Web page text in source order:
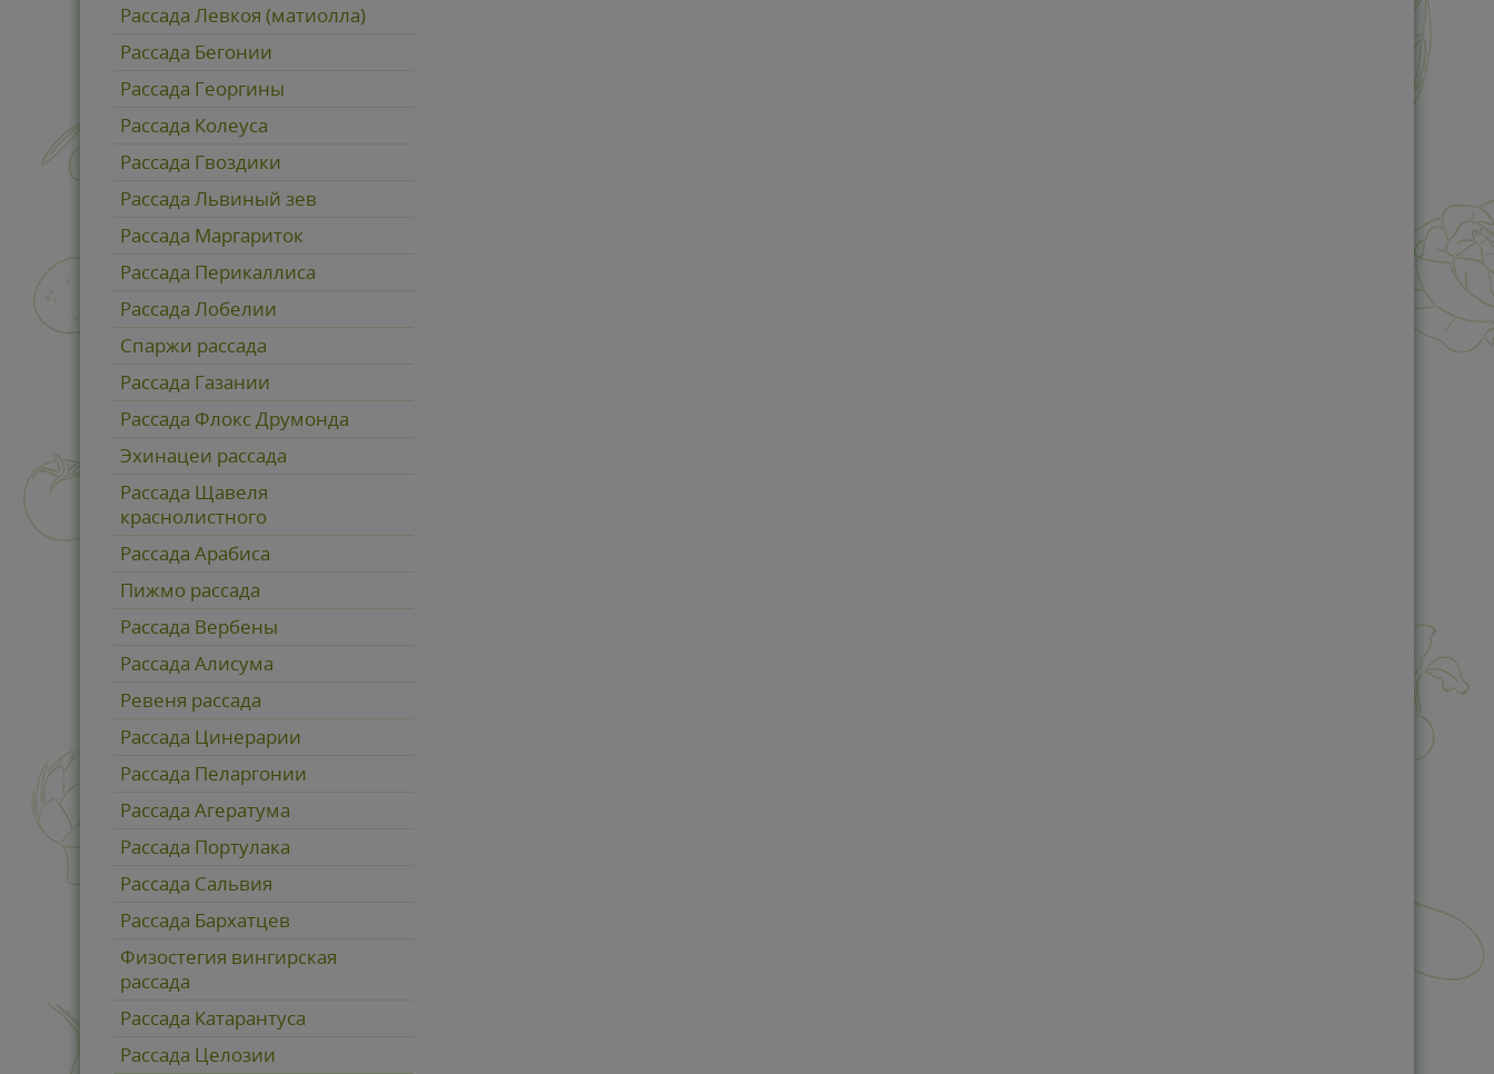
Рассада Левкоя (матиолла)
Рассада Бегонии
Рассада Георгины
Рассада Колеуса
Рассада Гвоздики
Рассада Львиный зев
Рассада Маргариток
Рассада Перикаллиса
Рассада Лобелии
Спаржи рассада
Рассада Газании
Рассада Флокс Друмонда
Эхинацеи рассада
Рассада Щавеля
краснолистного
Рассада Арабиса
Пижмо рассада
Рассада Вербены
Рассада Алисума
Ревеня рассада
Рассада Цинерарии
Рассада Пеларгонии
Рассада Агератума
Рассада Портулака
Рассада Сальвия
Рассада Бархатцев
Физостегия вингирская
рассада
Рассада Катарантуса
Рассада Целозии